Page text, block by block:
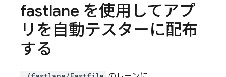
fastlane を使用してアプ
リを自動テスターに配布
する